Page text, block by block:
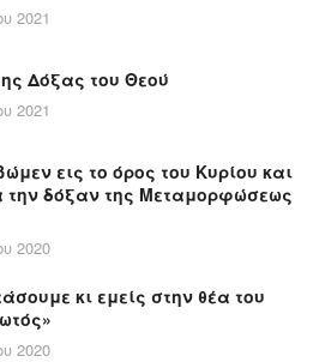
2021
Δόξας του Θεού
2021
εις το όρος του Κυρίου και
την δόξαν της Μεταμορφώσεως
2020
κι εμείς στην θέα του
2020